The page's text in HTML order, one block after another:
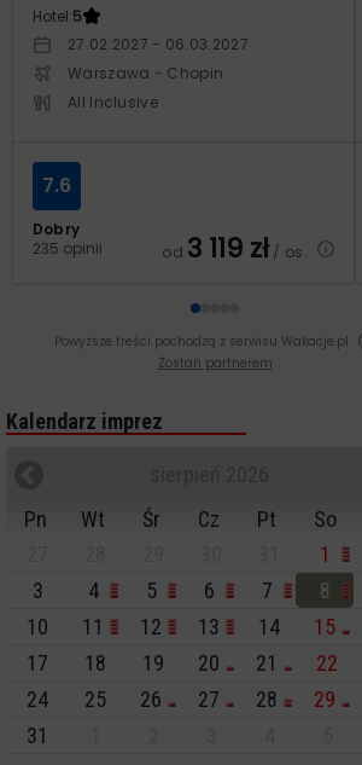
Hotel:5
27.02.2027 - 06.03.2027
Warszawa - Chopin
All Inclusive
Dobry
235 opinii
7.6
od 3 119 zł/ os.
Powyższe treści pochodzą z serwisu Wakacje.pl
Zostań partnerem
Kalendarz imprez
Pn
Wt Śr Cz Pt So
1
3
4 5 6 7 8
10
11 12 13 14 15
17
18 19 20 21 22
24
25 26 27 28 29
31